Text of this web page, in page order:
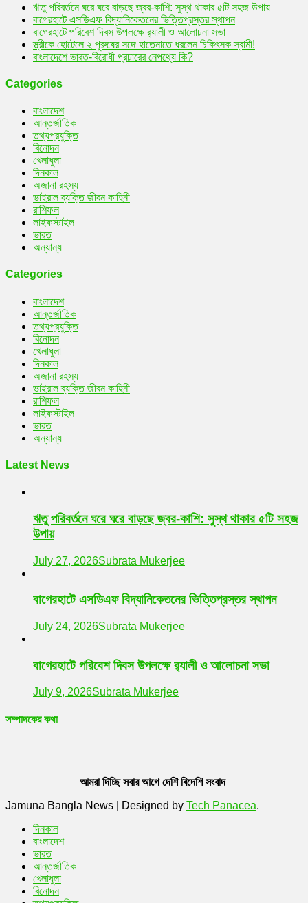
ঋতু পরিবর্তনে ঘরে ঘরে বাড়ছে জ্বর-কাশি: সুস্থ থাকার ৫টি সহজ উপায়
বাগেরহাটে এসডিএফ বিদ্যানিকেতনের ভিত্তিপ্রস্তর স্থাপন
বাগেরহাটে পরিবেশ দিবস উপলক্ষে র‌্যালী ও আলোচনা সভা
স্ত্রীকে হোটেলে ২ পুরুষের সঙ্গে হাতেনাতে ধরলেন চিকিৎসক স্বামী!
বাংলাদেশে ভারত-বিরোধী প্রচারের নেপথ্যে কি?
Categories
বাংলাদেশ
আন্তর্জাতিক
তথ্যপ্রযুক্তি
বিনোদন
খেলাধুলা
দিনকাল
অজানা রহস্য
ভাইরাল ব্যক্তি জীবন কাহিনী
রাশিফল
লাইফস্টাইল
ভারত
অন্যান্য
Categories
বাংলাদেশ
আন্তর্জাতিক
তথ্যপ্রযুক্তি
বিনোদন
খেলাধুলা
দিনকাল
অজানা রহস্য
ভাইরাল ব্যক্তি জীবন কাহিনী
রাশিফল
লাইফস্টাইল
ভারত
অন্যান্য
Latest News
ঋতু পরিবর্তনে ঘরে ঘরে বাড়ছে জ্বর-কাশি: সুস্থ থাকার ৫টি সহজ
উপায়
July 27, 2026Subrata Mukerjee
বাগেরহাটে এসডিএফ বিদ্যানিকেতনের ভিত্তিপ্রস্তর স্থাপন
July 24, 2026Subrata Mukerjee
বাগেরহাটে পরিবেশ দিবস উপলক্ষে র‌্যালী ও আলোচনা সভা
July 9, 2026Subrata Mukerjee
সম্পাদকের কথা
আমরা দিচ্ছি সবার আগে দেশি বিদেশি সংবাদ
Jamuna Bangla News
Designed by Tech Panacea.
দিনকাল
বাংলাদেশ
ভারত
আন্তর্জাতিক
খেলাধুলা
বিনোদন